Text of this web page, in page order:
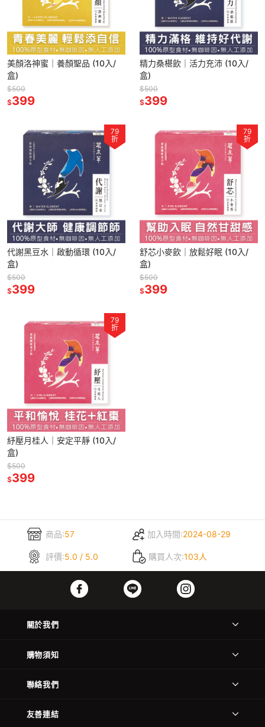
美顏洛神蜜｜養顏聖品 (10入/
盒)
$500
$399
精力桑椹飲｜活力充沛 (10入/
盒)
$500
$399
79
折
代謝黑豆水｜啟動循環 (10入/
盒)
$500
$399
79
折
舒芯小麥飲｜放鬆好眠 (10入/
盒)
$500
$399
79
折
紓壓月桂人｜安定平靜 (10入/
盒)
$500
$399
商品:57 加入時間:2024-08-29
評價:5.0 / 5.0 購買人次:103人
關於我們
購物須知
聯絡我們
友善連結